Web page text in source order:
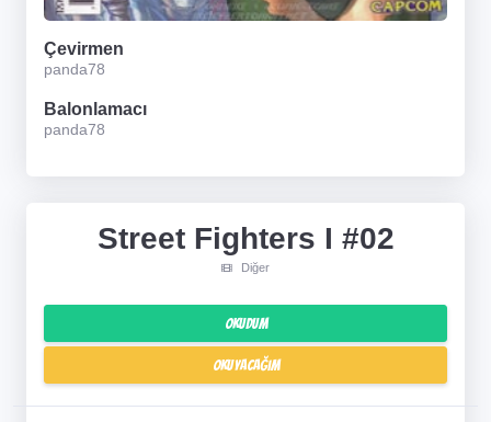
Çevirmen
panda78
Balonlamacı
panda78
Street Fighters I #02
Diğer
Okudum
Okuyacağım